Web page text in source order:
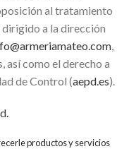
al tratamiento
a la dirección
así como el derecho a
de Control (aepd.es).
productos y servicios